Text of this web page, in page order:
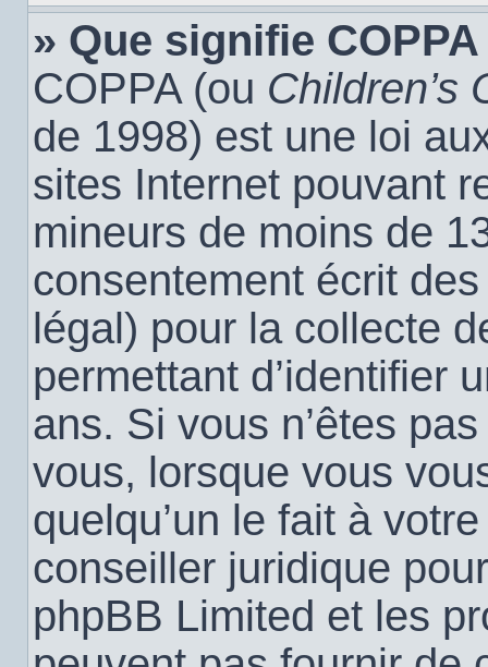
» Que signifie
COPPA (ou Children’s
de 1998) est une loi
sites Internet pouvant
mineurs de moins de
consentement écrit
légal) pour la collecte
permettant d’identifier
ans. Si vous n’êtes
vous, lorsque vous
quelqu’un le fait à
conseiller juridique
phpBB Limited et les